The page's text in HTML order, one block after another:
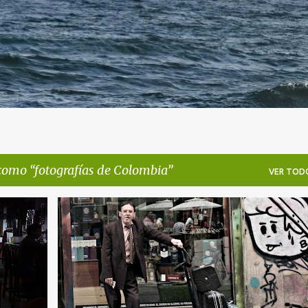
fotografías de Colombia VER
+ FOTOGRAFÍAS DE COLOMBIA FOTOS DE BÓGOTA